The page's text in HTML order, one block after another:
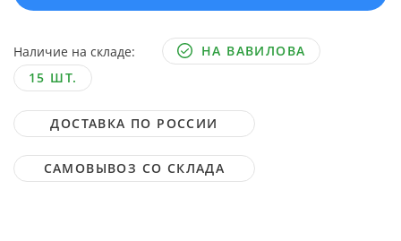
Наличие на складе:
НА ВАВИЛОВА
15 ШТ.
ДОСТАВКА ПО РОССИИ
САМОВЫВОЗ СО СКЛАДА